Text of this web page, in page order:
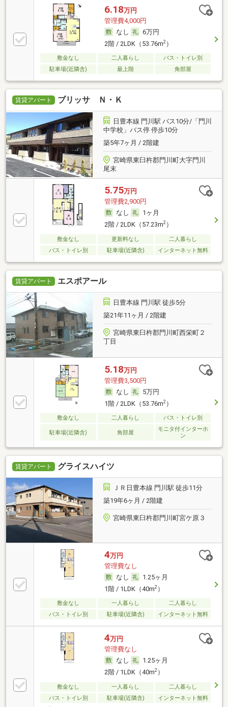
6.18万円
管理費4,000円
なし
6万円
2階 / 2LDK（53.76m2）
敷金なし 二人暮らし
バス・トイレ別
駐車場(近隣含)
最上階 角部屋
賃貸アパート ブリッサ Ｎ・Ｋ
日豊本線 門川駅 バス10分/「門川
中学校」バス停 停歩10分
築5年7ヶ月 / 2階建
宮崎県東臼杵郡門川町大字門川
尾末
5.75万円
管理費2,900円
なし
1ヶ月
2階 / 2LDK（57.23m2）
敷金なし 更新料なし
二人暮らし
バス・トイレ別
駐車場(近隣含) インターネット無料
賃貸アパート エスポアール
日豊本線 門川駅 徒歩5分
築21年11ヶ月 / 2階建
宮崎県東臼杵郡門川町西栄町２
丁目
5.18万円
管理費3,500円
なし
5万円
1階 / 2LDK（53.76m2）
敷金なし 二人暮らし バス・トイレ別
駐車場(近隣含) 角部屋
モニタ付インターホ
ン
賃貸アパート グライスハイツ
ＪＲ日豊本線 門川駅 徒歩11分
築19年6ヶ月 / 2階建
宮崎県東臼杵郡門川町宮ケ原３
4万円
管理費なし
なし
1.25ヶ月
1階 / 1LDK（40m2）
敷金なし 一人暮らし
二人暮らし
バス・トイレ別
駐車場(近隣含) インターネット無料
4万円
管理費なし
なし
1.25ヶ月
2階 / 1LDK（40m2）
敷金なし 一人暮らし
二人暮らし
バス・トイレ別
駐車場(近隣含) インターネット無料